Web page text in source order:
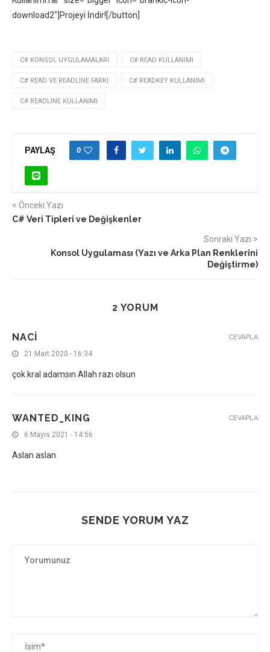
download2″]Projeyi İndir![/button]
C# KONSOL UYGULAMALARI C# READ KULLANIMI
C# READ VE READLINE FARKI C# READKEY KULLANIMI
C# READLINE KULLANIMI
PAYLAŞ 0
< Önceki Yazı
C# Veri Tipleri ve Değişkenler
Sonraki Yazı >
Konsol Uygulaması (Yazı ve Arka Plan Renklerini
Değiştirme)
2 YORUM
NACI
21 Mart 2020 - 16:34
çok kral adamsın Allah razı olsun
CEVAPLA
WANTED_KING
6 Mayıs 2021 - 14:56
Aslan aslan
CEVAPLA
SENDE YORUM YAZ